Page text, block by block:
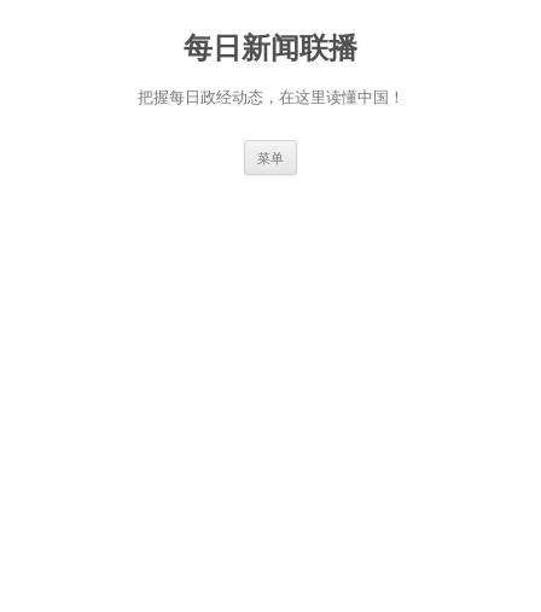
每日新闻联播
把握每日政经动态，在这里读懂中国！
菜单